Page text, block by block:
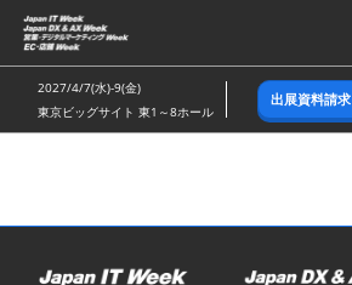
ス
キ
ッ
し
む
2027/4/7(水)-9(金)
東京ビッグサイト 東1～8ホール
出展資料請求